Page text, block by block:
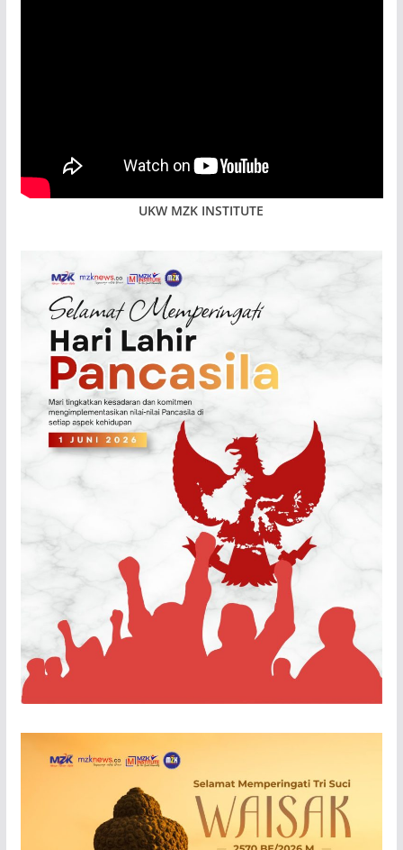
UKW MZK INSTITUTE